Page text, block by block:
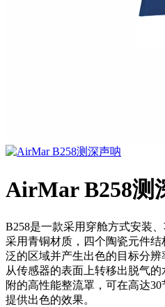
AirMar B258测
B258是一款采用穿舱方式安装
采用青铜材质，四个陶瓷元件
泛的区域并产生出色的目标分
从传感器的表面上转移出脱气
附的高性能整流罩，可在高达
提供出色的效果。